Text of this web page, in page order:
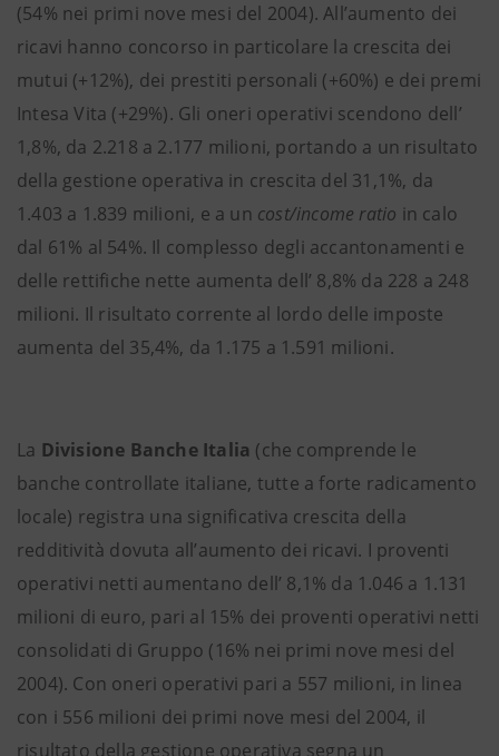
(54% nei primi nove mesi del 2004). All’aumento dei
ricavi hanno concorso in particolare la crescita dei
mutui (+12%), dei prestiti personali (+60%) e dei premi
Intesa Vita (+29%). Gli oneri operativi scendono dell’
1,8%, da 2.218 a 2.177 milioni, portando a un risultato
della gestione operativa in crescita del 31,1%, da
1.403 a 1.839 milioni, e a un cost/income ratio in calo
dal 61% al 54%. Il complesso degli accantonamenti e
delle rettifiche nette aumenta dell’ 8,8% da 228 a 248
milioni. Il risultato corrente al lordo delle imposte
aumenta del 35,4%, da 1.175 a 1.591 milioni.
La Divisione Banche Italia (che comprende le
banche controllate italiane, tutte a forte radicamento
locale) registra una significativa crescita della
redditività dovuta all’aumento dei ricavi. I proventi
operativi netti aumentano dell’ 8,1% da 1.046 a 1.131
milioni di euro, pari al 15% dei proventi operativi netti
consolidati di Gruppo (16% nei primi nove mesi del
2004). Con oneri operativi pari a 557 milioni, in linea
con i 556 milioni dei primi nove mesi del 2004, il
risultato della gestione operativa segna un